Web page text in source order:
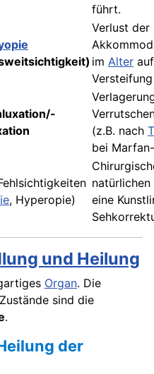
führt.
Verlust der
im Alter
(z.B. nach
bei Marfan-
, Hyperopie)
eine
und Heilung
Organ. Die
sind die
.
der